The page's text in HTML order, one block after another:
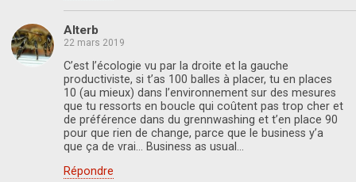
Alterb
22 mars 2019
C’est l’écologie vu par la droite et la gauche
productiviste, si t’as 100 balles à placer, tu en places
10 (au mieux) dans l’environnement sur des mesures
que tu ressorts en boucle qui coûtent pas trop cher et
de préférence dans du grennwashing et t’en place 90
pour que rien de change, parce que le business y’a
que ça de vrai… Business as usual…
Répondre